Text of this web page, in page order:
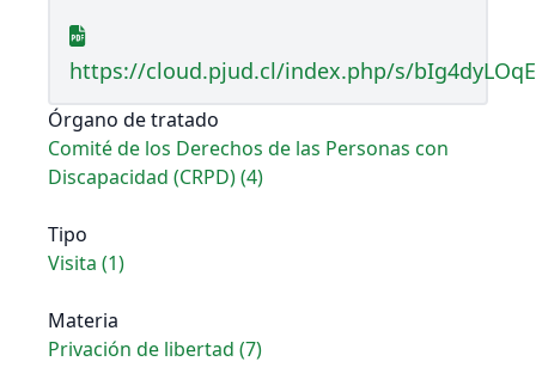
https://cloud.pjud.cl/index.php/s/
Órgano de tratado
Comité de los Derechos de las Personas con
Discapacidad (CRPD) (4)
Tipo
Visita (1)
Materia
Privación de libertad (7)